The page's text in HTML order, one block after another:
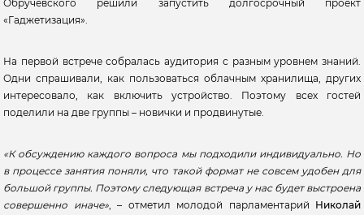
Обручевского решили запустить долгосрочный проект
«Гаджетизация».
На первой встрече собралась аудитория с разным уровнем знаний.
Одни спрашивали, как пользоваться облачным хранилища, других
интересовало, как включить устройство. Поэтому всех гостей
поделили на две группы – новички и продвинутые.
«К обсуждению каждого вопроса мы подходили индивидуально. Но
в процессе занятия поняли, что такой формат не совсем удобен для
большой группы. Поэтому следующая встреча у нас будет выстроена
совершенно иначе», – отметил молодой парламентарий Николай